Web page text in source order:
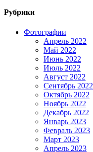
Рубрики
Фотографии
Апрель 2022
Май 2022
Июнь 2022
Июль 2022
Август 2022
Сентябрь 2022
Октябрь 2022
Ноябрь 2022
Декабрь 2022
Январь 2023
Февраль 2023
Март 2023
Апрель 2023